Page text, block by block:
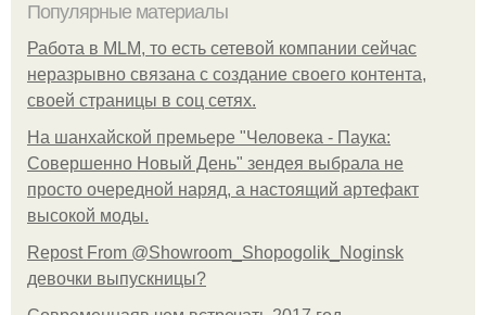
Популярные материалы
Работа в MLM, то есть сетевой компании сейчас
неразрывно связана с создание своего контента,
своей страницы в соц сетях.
На шанхайской премьере "Человека - Паука:
Совершенно Новый День" зендея выбрала не
просто очередной наряд, а настоящий артефакт
высокой моды.
Repost From @Showroom_Shopogolik_Noginsk
девочки выпускницы?